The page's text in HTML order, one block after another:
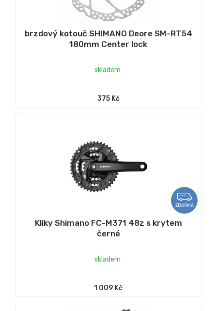
brzdový kotouč SHIMANO Deore SM-RT54
180mm Center lock
skladem
375 Kč
ZDARMA
Kliky Shimano FC-M371 48z s krytem
černé
skladem
1 009 Kč